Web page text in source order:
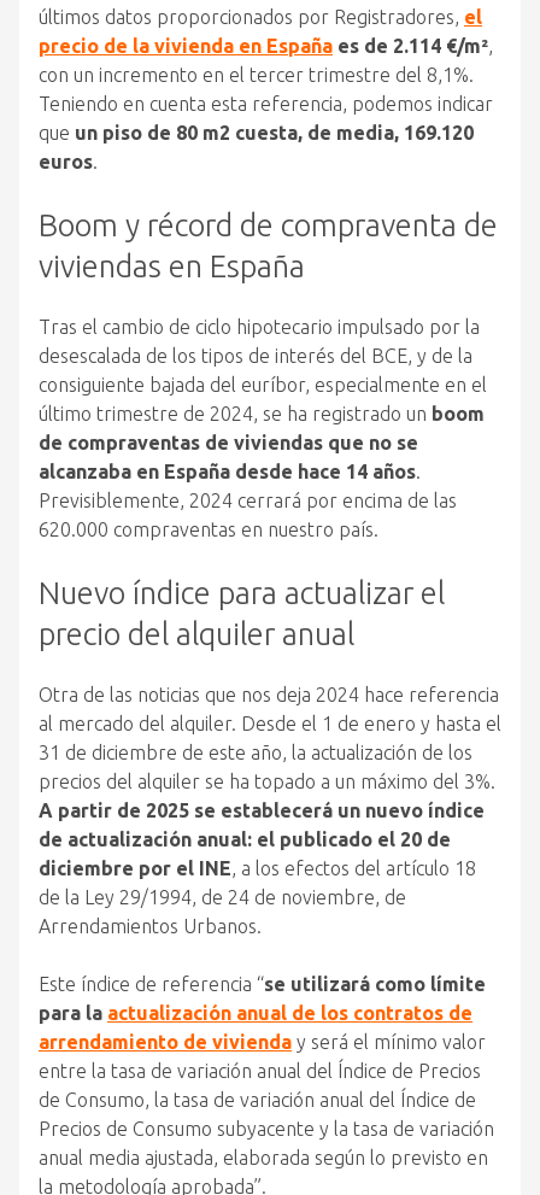
últimos datos proporcionados por Registradores, el
precio de la vivienda en España es de 2.114 €/m²,
con un incremento en el tercer trimestre del 8,1%.
Teniendo en cuenta esta referencia, podemos indicar
que un piso de 80 m2 cuesta, de media, 169.120
euros.
Boom y récord de compraventa de
viviendas en España
Tras el cambio de ciclo hipotecario impulsado por la
desescalada de los tipos de interés del BCE, y de la
consiguiente bajada del euríbor, especialmente en el
último trimestre de 2024, se ha registrado un boom
de compraventas de viviendas que no se
alcanzaba en España desde hace 14 años.
Previsiblemente, 2024 cerrará por encima de las
620.000 compraventas en nuestro país.
Nuevo índice para actualizar el
precio del alquiler anual
Otra de las noticias que nos deja 2024 hace referencia
al mercado del alquiler. Desde el 1 de enero y hasta el
31 de diciembre de este año, la actualización de los
precios del alquiler se ha topado a un máximo del 3%.
A partir de 2025 se establecerá un nuevo índice
de actualización anual: el publicado el 20 de
diciembre por el INE, a los efectos del artículo 18
de la Ley 29/1994, de 24 de noviembre, de
Arrendamientos Urbanos.
Este índice de referencia “se utilizará como límite
para la actualización anual de los contratos de
arrendamiento de vivienda y será el mínimo valor
entre la tasa de variación anual del Índice de Precios
de Consumo, la tasa de variación anual del Índice de
Precios de Consumo subyacente y la tasa de variación
anual media ajustada, elaborada según lo previsto en
la metodología aprobada”.